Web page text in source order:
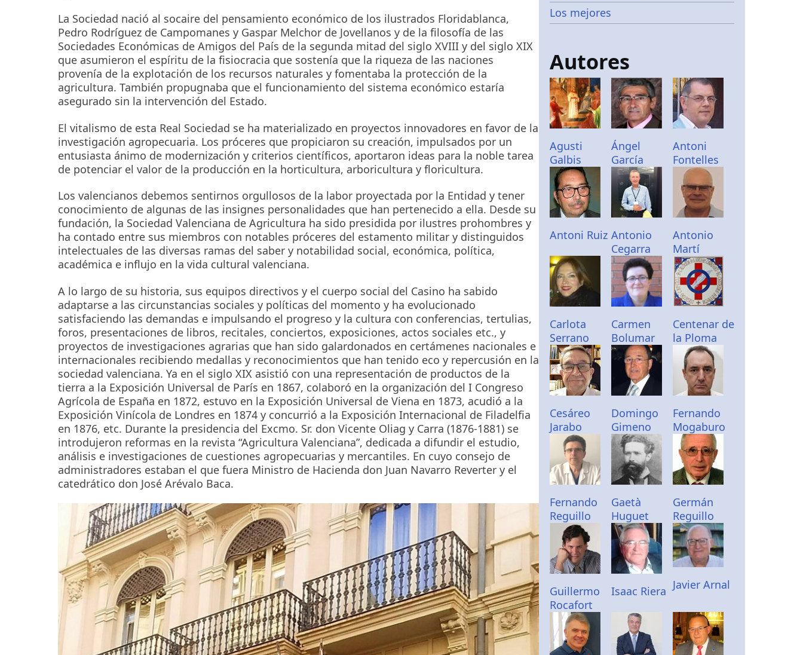
La Sociedad nació al socaire del pensamiento económico de los ilustrados Floridablanca,
Pedro Rodríguez de Campomanes y Gaspar Melchor de Jovellanos y de la filosofía de las
Sociedades Económicas de Amigos del País de la segunda mitad del siglo XVIII y del siglo XIX
que asumieron el espíritu de la fisiocracia que sostenía que la riqueza de las naciones
provenía de la explotación de los recursos naturales y fomentaba la protección de la
agricultura. También propugnaba que el funcionamiento del sistema económico estaría
asegurado sin la intervención del Estado.
El vitalismo de esta Real Sociedad se ha materializado en proyectos innovadores en favor de la
investigación agropecuaria. Los próceres que propiciaron su creación, impulsados por un
entusiasta ánimo de modernización y criterios científicos, aportaron ideas para la noble tarea
de potenciar el valor de la producción en la horticultura, arboricultura y floricultura.
Los valencianos debemos sentirnos orgullosos de la labor proyectada por la Entidad y tener
conocimiento de algunas de las insignes personalidades que han pertenecido a ella. Desde su
fundación, la Sociedad Valenciana de Agricultura ha sido presidida por ilustres prohombres y
ha contado entre sus miembros con notables próceres del estamento militar y distinguidos
intelectuales de las diversas ramas del saber y notabilidad social, económica, política,
académica e influjo en la vida cultural valenciana.
A lo largo de su historia, sus equipos directivos y el cuerpo social del Casino ha sabido
adaptarse a las circunstancias sociales y políticas del momento y ha evolucionado
satisfaciendo las demandas e impulsando el progreso y la cultura con conferencias, tertulias,
foros, presentaciones de libros, recitales, conciertos, exposiciones, actos sociales etc., y
proyectos de investigaciones agrarias que han sido galardonados en certámenes nacionales e
internacionales recibiendo medallas y reconocimientos que han tenido eco y repercusión en la
sociedad valenciana. Ya en el siglo XIX asistió con una representación de productos de la
tierra a la Exposición Universal de París en 1867, colaboró en la organización del I Congreso
Agrícola de España en 1872, estuvo en la Exposición Universal de Viena en 1873, acudió a la
Exposición Vinícola de Londres en 1874 y concurrió a la Exposición Internacional de Filadelfia
en 1876, etc. Durante la presidencia del Excmo. Sr. don Vicente Oliag y Carra (1876-1881) se
introdujeron reformas en la revista “Agricultura Valenciana”, dedicada a difundir el estudio,
análisis e investigaciones de cuestiones agropecuarias y mercantiles. En cuyo consejo de
administradores estaban el que fuera Ministro de Hacienda don Juan Navarro Reverter y el
catedrático don José Arévalo Baca.
Los mejores
Autores
Agusti
Galbis
Ángel
García
Antoni
Fontelles
Antoni Ruiz Antonio
Cegarra
Antonio
Martí
Carlota
Serrano
Carmen
Bolumar
Centenar de
la Ploma
Cesáreo
Jarabo
Domingo
Gimeno
Fernando
Mogaburo
Fernando
Reguillo
Gaetà
Huguet
Germán
Reguillo
Guillermo
Rocafort
Isaac Riera Javier Arnal